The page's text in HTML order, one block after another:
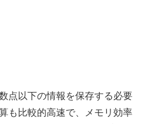
点以下の情報を保存する必要
も比較的高速で、メモリ効率